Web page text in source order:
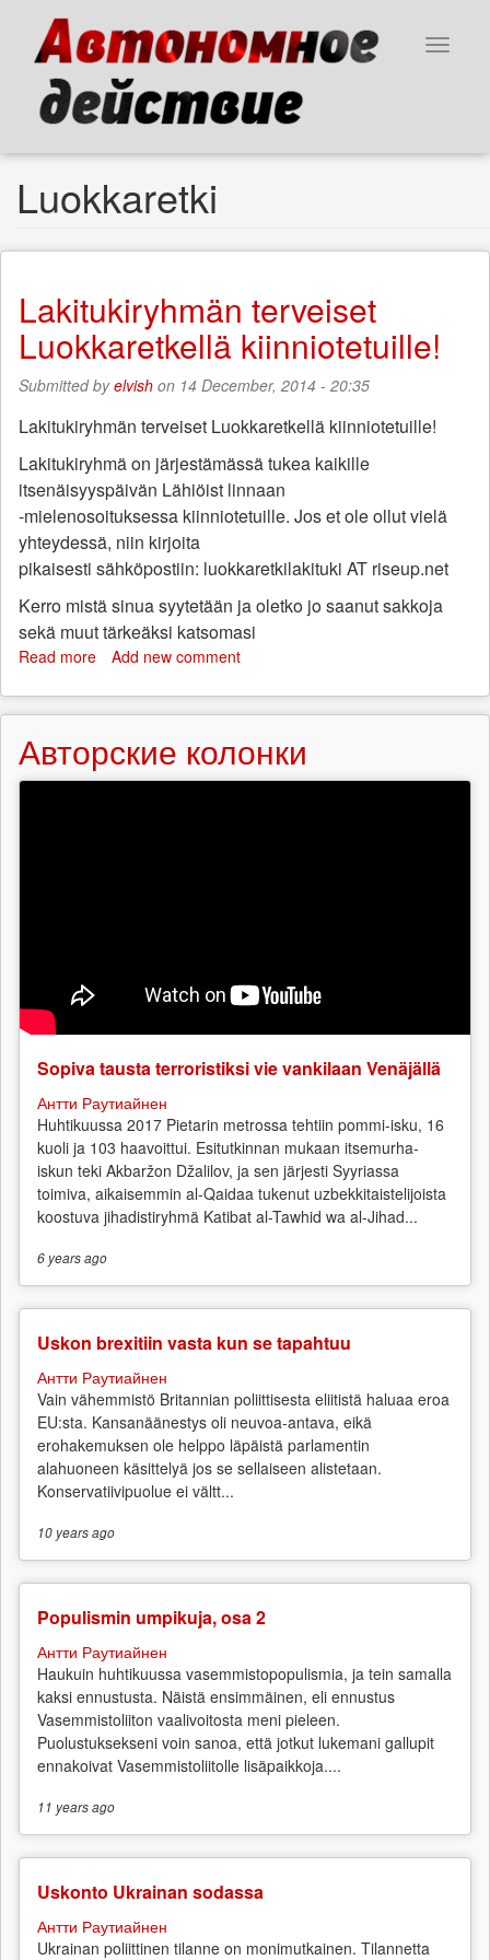
content
Toggle
Luokkaretki
Lakitukiryhmän terveiset
Luokkaretkellä kiinniotetuille!
Submitted byelvish on 14 December, 2014 - 20:35
Lakitukiryhmän terveiset Luokkaretkellä kiinniotetuille!
Lakitukiryhmä on järjestämässä tukea kaikille
itsenäisyyspäivän Lähiöist linnaan
-mielenosoituksessa kiinniotetuille. Jos et ole ollut vielä
yhteydessä, niin kirjoita
pikaisesti sähköpostiin: luokkaretkilakituki AT riseup.net
Kerro mistä sinua syytetään ja oletko jo saanut sakkoja
sekä muut tärkeäksi katsomasi
Read more about
terveiset
Luokkaretkellä
kiinniotetuille!
Add new comment
Авторские колонки
Sopiva tausta terroristiksi vie vankilaan Venäjällä
Антти Раутиайнен
Huhtikuussa 2017 Pietarin metrossa tehtiin pommi-isku, 16
kuoli ja 103 haavoittui. Esitutkinnan mukaan itsemurha-
iskun teki Akbaržon Džalilov, ja sen järjesti Syyriassa
toimiva, aikaisemmin al-Qaidaa tukenut uzbekkitaistelijoista
koostuva jihadistiryhmä Katibat al-Tawhid wa al-Jihad...
6 yearsago
Uskon brexitiin vasta kun se tapahtuu
Антти Раутиайнен
Vain vähemmistö Britannian poliittisesta eliitistä haluaa eroa
EU:sta. Kansanäänestys oli neuvoa-antava, eikä
erohakemuksen ole helppo läpäistä parlamentin
alahuoneen käsittelyä jos se sellaiseen alistetaan.
Konservatiivipuolue ei vältt...
10 yearsago
Populismin umpikuja, osa 2
Антти Раутиайнен
Haukuin huhtikuussa vasemmistopopulismia, ja tein samalla
kaksi ennustusta. Näistä ensimmäinen, eli ennustus
Vasemmistoliiton vaalivoitosta meni pieleen.
Puolustuksekseni voin sanoa, että jotkut lukemani gallupit
ennakoivat Vasemmistoliitolle lisäpaikkoja....
11 yearsago
Uskonto Ukrainan sodassa
Антти Раутиайнен
Ukrainan poliittinen tilanne on monimutkainen. Tilannetta